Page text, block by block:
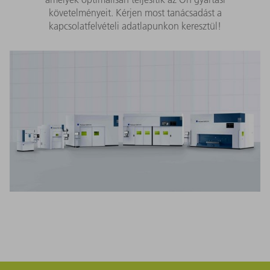
követelményeit. Kérjen most tanácsadást a
kapcsolatfelvételi adatlapunkon keresztül!